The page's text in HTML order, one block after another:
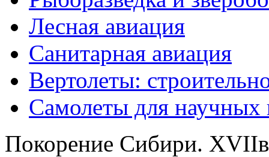
Лесная авиация
Санитарная авиация
Вертолеты:
Самолеты для научных
Покорение Сибири.